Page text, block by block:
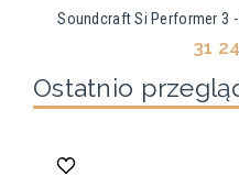
Soundcraft Si Performer 3
31
Ostatnio